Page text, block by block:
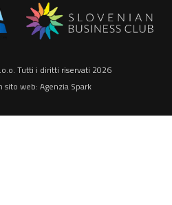
Tutti i diritti riservati 2026
sito web: Agenzia Spark